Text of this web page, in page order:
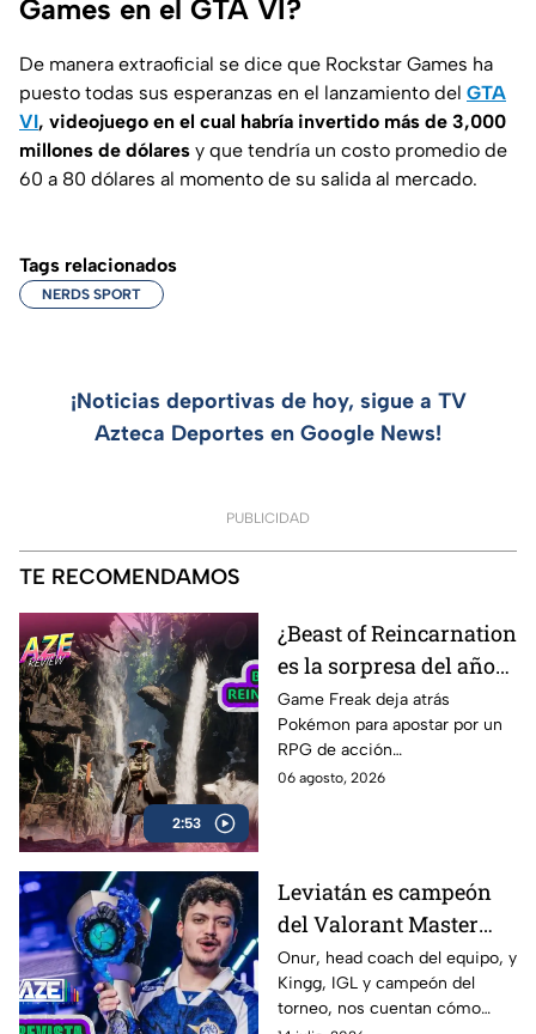
Games en el GTA VI?
De manera extraoficial se dice que Rockstar Games ha
puesto todas sus esperanzas en el lanzamiento del GTA
VI, videojuego en el cual habría invertido más de 3,000
millones de dólares y que tendría un costo promedio de
60 a 80 dólares al momento de su salida al mercado.
Tags relacionados
NERDS SPORT
¡Noticias deportivas de hoy, sigue a TV
Azteca Deportes en Google News!
PUBLICIDAD
TE RECOMENDAMOS
2:53
¿Beast of Reincarnation
es la sorpresa del año? |
AZE Review
Game Freak deja atrás
Pokémon para apostar por un
RPG de acción
completamente diferente.
contamos
06 agosto, 2026
Leviatán es campeón
del Valorant Master
Londres 2026 |
Entrevista con Onur y
Kingg
Onur, head coach del equipo, y
Kingg, IGL y campeón del
torneo, nos cuentan cómo